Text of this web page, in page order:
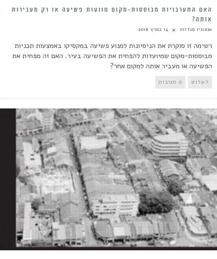
האם התערבויות מבוססות-מקום מונעות פשיעה או רק מעבירות
אותה?
אנטוניו מנדוזה 14 במרץ 2018
רשימה זו סוקרת את הניסיונות למנוע פשיעה במקסיקו באמצעות תכניות
מבוססות-מקום שמיועדות להפחית את הפשיעה בעיר. האם זה מפחית את
הפשיעה או מעביר אותה למקום אחר?
לשלוט 0 תגובות